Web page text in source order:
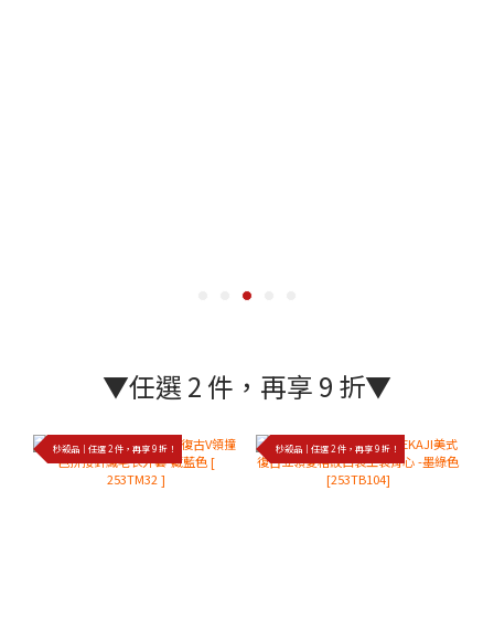
▼任選 2 件，再享 9 折▼
秒殺品｜任選 2 件，再享 9 折！ 秒殺品｜任選 2 件，再享 9 折！